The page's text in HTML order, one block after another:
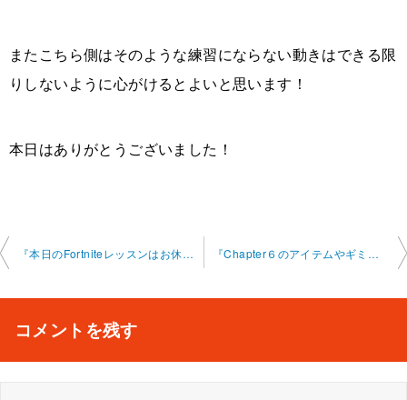
またこちら側はそのような練習にならない動きはできる限
りしないように心がけるとよいと思います！
本日はありがとうございました！
投
ビ
『本日のFortniteレッスンはお休みとなりました』フォートナイトオンラインレッス ン 2024-12-15-0010-0024 『Chapter６のアイテムやギミックとゼロビルドについて』フォートナイトオンライン レッスン 2024-12-16-0010-0033
コメントを残す